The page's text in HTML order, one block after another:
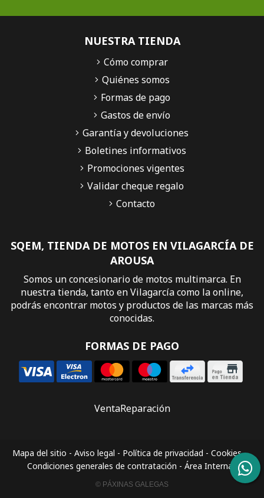
SQEM, TIENDA DE MOTOS EN VILAGARCÍA DE
AROUSA
Somos un concesionario de motos multimarca. En
nuestra tienda, tanto en Vilagarcía como la online,
podrás encontrar motos y productos de las marcas más
conocidas.
FORMAS DE PAGO
NUESTRA TIENDA
Cómo comprar
Quiénes somos
Formas de pago
Gastos de envío
Garantía y devoluciones
Boletines informativos
Promociones vigentes
Validar cheque regalo
Contacto
VentaReparación
Mapa del sitio - Aviso legal - Política de privacidad - Cookies-
Condiciones generales de contratación - Área Interna
© PÁXINAS GALEGAS